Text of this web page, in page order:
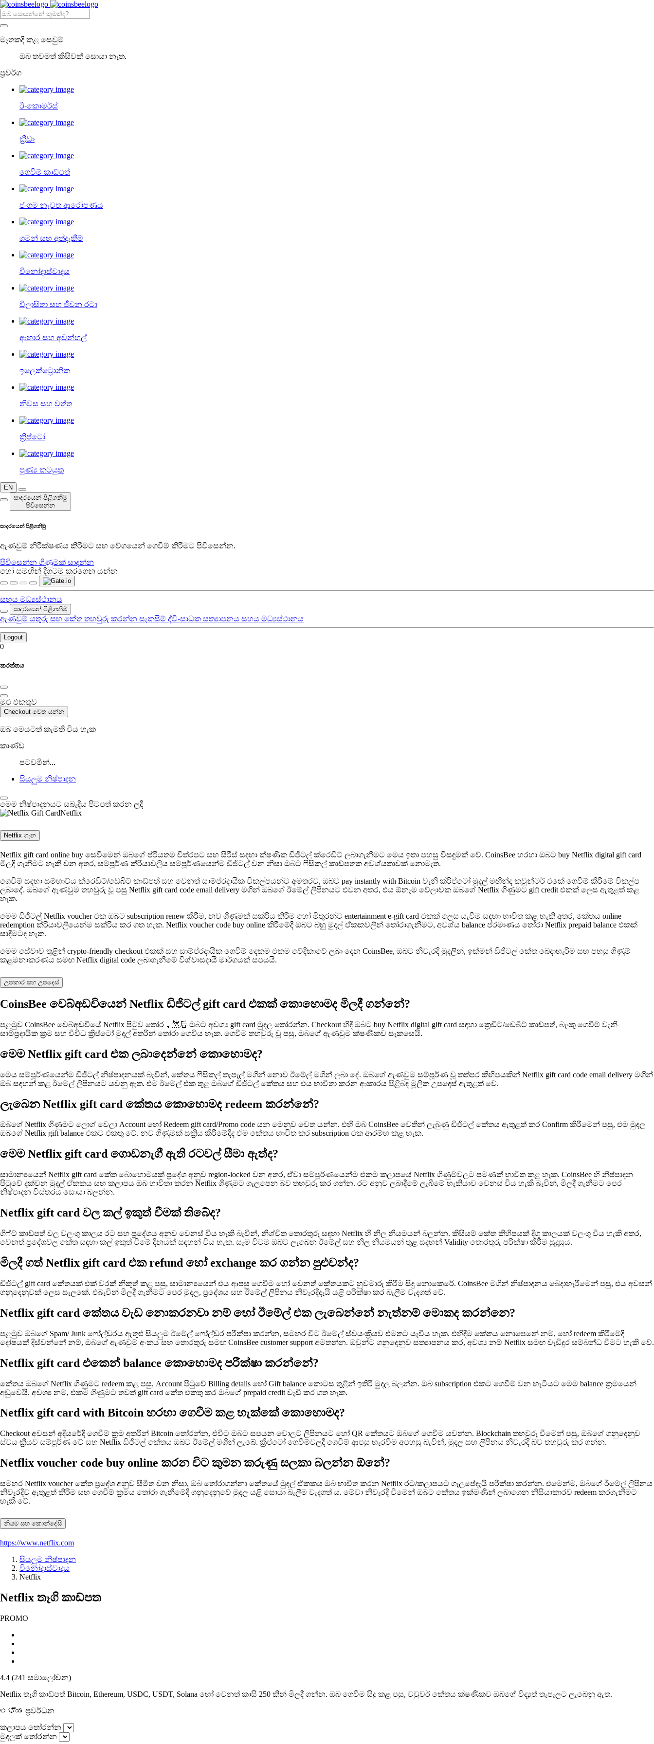
මෑතකදී කළ සෙවුම්
ඔබ තවමත් කිසිවක් සොයා නැත.
ප්‍රවර්ග
ඊ-කොමර්ස්
ක්‍රීඩා
ගෙවීම් කාඩ්පත්
ජංගම නැවත ආරෝපණය
ගමන් සහ අත්දැකීම්
විනෝදාස්වාදය
විලාසිතා සහ ජීවන රටා
ආහාර සහ අවන්හල්
ඉලෙක්ට්‍රොනික
නිවස සහ වත්ත
ක්‍රිප්ටෝ
පුණ්‍ය කටයුතු
EN
සාදරයෙන් පිළිගනිමු
පිවිසෙන්න
සාදරයෙන් පිළිගනිමු
ඇණවුම් නිරීක්ෂණය කිරීමට සහ වේගයෙන් ගෙවීම් කිරීමට පිවිසෙන්න.
පිවිසෙන්න ගිණුමක් සාදන්න
හෝ සමඟින් දිගටම කරගෙන යන්න
සහය මධ්‍යස්ථානය
සාදරයෙන් පිළිගනිමු
ඇණවුම් යතුරු සහ කේත තහවුරු කරන්න සැකසීම් ද්වි-සාධක සත්‍යාපනය සහය මධ්‍යස්ථානය
Logout
0
කරත්තය
මුළු එකතුව
Checkout වෙත යන්න
ඔබ මෙයටත් කැමති විය හැක
කාණ්ඩ
පටවමින්...
සියලුම නිෂ්පාදන
මෙම නිෂ්පාදනයට සබැඳිය පිටපත් කරන ලදී
Netflix
Netflix ගැන
Netflix gift card online buy සෙවීමෙන් ඔබගේ ප්රියතම චිත්රපට සහ සිරීස් සඳහා ක්ෂණික ඩිජිටල් ක්රෙඩිට් ලබාගැනීමට මෙය ඉතා පහසු විසඳුමක් වේ. CoinsBee හරහා ඔබට buy Netflix digital gift card
මිලදී ගැනීමට හැකි වන අතර, සම්පූර්ණ ක්රියාවලිය සම්පූර්ණයෙන්ම ඩිජිටල් වන නිසා ඔබට ෆිසිකල් කාඩ්පතක අවශ්යතාවක් නොමැත.
ගෙවීම් සඳහා සම්භාව්ය ක්රෙඩිට්/ඩෙබිට් කාඩ්පත් සහ වෙනත් සාම්ප්රදායික විකල්පයන්ට අමතරව, ඔබට pay instantly with Bitcoin වැනි ක්රිප්ටෝ මුදල් මඟින්ද කවුන්ටර් එකේ ගෙවීම් කිරීමේ විකල්ප
ලබාදේ. ඔබගේ ඇණවුම තහවුරු වූ පසු Netflix gift card code email delivery මගින් ඔබගේ ඊමේල් ලිපිනයට එවන අතර, එය ඕනෑම වේලාවක ඔබගේ Netflix ගිණුමට gift credit එකක් ලෙස ඇතුළත් කළ
හැක.
මෙම ඩිජිටල් Netflix voucher එක ඔබට subscription renew කිරීම, නව ගිණුමක් සක්රිය කිරීම හෝ මිතුරන්ට entertainment e-gift card එකක් ලෙස යැවීම සඳහා භාවිත කළ හැකි අතර, කේතය online
redemption ක්රියාවලියෙන්ම සක්රිය කර ගත හැක. Netflix voucher code buy online කිරීමේදී ඔබට බහු මුදල් ඒකකවලින් තෝරාගැනීමට, අවශ්ය balance ප්රමාණය තෝරා Netflix prepaid balance එකක්
සාදීමටද හැක.
මෙම සේවාව තුළින් crypto-friendly checkout එකක් සහ සාම්ප්රදායික ගෙවීම් දෙකම එකම වේදිකාවේ ලබා දෙන CoinsBee, ඔබට නිවැරදි මුදලින්, ඉක්මන් ඩිජිටල් කේත බෙදාහැරීම සහ පහසු ගිණුම්
කළමනාකරණය සමඟ Netflix digital code ලබාගැනීමේ විශ්වාසදායී මාර්ගයක් සපයයි.
උපකාර සහ උපදෙස්
CoinsBee වෙබ්අඩවියෙන් Netflix ඩිජිටල් gift card එකක් කොහොමද මිලදී ගන්නේ?
පළමුව CoinsBee වෙබ්අඩවියේ Netflix පිටුව තෝර，然后 ඔබට අවශ්‍ය gift card මුදල තෝරන්න. Checkout හිදී ඔබට buy Netflix digital gift card සඳහා ක්‍රෙඩිට්/ඩෙබිට් කාඩ්පත්, බැංකු ගෙවීම් වැනි
සාම්ප්‍රදායික ක්‍රම සහ විවිධ ක්‍රිප්ටෝ මුදල් අතරින් තෝරා ගෙවිය හැක. ගෙවීම තහවුරු වූ පසු, ඔබගේ ඇණවුම ක්ෂණිකව සැකසෙයි.
මෙම Netflix gift card එක ලබාදෙන්නේ කොහොමද?
මෙය සම්පූර්ණයෙන්ම ඩිජිටල් නිෂ්පාදනයක් බැවින්, කේතය ෆිසිකල් තැපැල් මගින් නොව ඊමේල් මගින් ලබා දේ. ඔබගේ ඇණවුම සම්පූර්ණ වූ තත්පර කිහිපයකින් Netflix gift card code email delivery මගින්
ඔබ සඳහන් කළ ඊමේල් ලිපිනයට යවනු ඇත. එම ඊමේල් එක තුළ ඔබගේ ඩිජිටල් කේතය සහ එය භාවිතා කරන ආකාරය පිළිබඳ මූලික උපදෙස් ඇතුළත් වේ.
ලැබෙන Netflix gift card කේතය කොහොමද redeem කරන්නේ?
ඔබගේ Netflix ගිණුමට ලොග් වෙලා Account හෝ Redeem gift card/Promo code යන මෙනුව වෙත යන්න. එහි ඔබ CoinsBee වෙතින් ලැබුණු ඩිජිටල් කේතය ඇතුළත් කර Confirm කිරීමෙන් පසු, එම මුදල
ඔබගේ Netflix gift balance එකට එකතු වේ. නව ගිණුමක් සක්‍රිය කිරීමේදීද ඒම කේතය භාවිත කර subscription එක ආරම්භ කළ හැක.
මෙම Netflix gift card ගොඩනැගී ඇති රටවල් සීමා ඇත්ද?
සාමාන්‍යයෙන් Netflix gift card කේත බොහොමයක් ප්‍රදේශ අනුව region-locked වන අතර, ඒවා සම්පූර්ණයෙන්ම එකම කලාපයේ Netflix ගිණුම්වලට පමණක් භාවිත කළ හැක. CoinsBee හි නිෂ්පාදන
පිටුවේ දක්වන මුදල් ඒකකය සහ කලාපය ඔබ භාවිතා කරන Netflix ගිණුමට ගැලපෙන බව තහවුරු කර ගන්න. රට අනුව ලබාදීමේ ලැබීමේ හැකියාව වෙනස් විය හැකි බැවින්, මිලදී ගැනීමට පෙර
නිෂ්පාදන විස්තරය සොයා බලන්න.
Netflix gift card වල කල් ඉකුත් වීමක් තිබේද?
ගිෆ්ට් කාඩ්පත් වල වලංගු කාලය රට සහ ප්‍රදේශය අනුව වෙනස් විය හැකි බැවින්, නිශ්චිත තොරතුරු සඳහා Netflix හි නිල නියමයන් බලන්න. කිසියම් කේත කිහිපයක් දිගු කාලයක් වලංගු විය හැකි අතර,
වෙනත් ප්‍රදේශවල කේත සඳහා කල් ඉකුත් වීමේ දිනයක් සඳහන් විය හැක. සෑම විටම ඔබට ලැබෙන ඊමේල් සහ නිල නියමයන් තුළ සඳහන් Validity තොරතුරු පරීක්ෂා කිරීම සුදුසුය.
මිලදී ගත් Netflix gift card එක refund හෝ exchange කර ගන්න පුළුවන්ද?
ඩිජිටල් gift card කේතයක් එක් වරක් නිකුත් කළ පසු, සාමාන්‍යයෙන් එය ආපසු ගෙවීම හෝ වෙනත් කේතයකට හුවමාරු කිරීම සිදු නොකෙරේ. CoinsBee මගින් නිෂ්පාදනය බෙදාහැරීමෙන් පසු, එය අවසන්
ගනුදෙනුවක් ලෙස සැලකේ. එබැවින් මිලදී ගැනීමට පෙර මුදල, ප්‍රදේශය සහ ඊමේල් ලිපිනය නිවැරදිදැයි යළි පරීක්ෂා කර බැලීම වැදගත් වේ.
Netflix gift card කේතය වැඩ නොකරනවා නම් හෝ ඊමේල් එක ලැබෙන්නේ නැත්නම් මොකද කරන්නෙ?
පළමුව ඔබගේ Spam/ Junk ෆෝල්ඩරය ඇතුළු සියලුම ඊමේල් ෆෝල්ඩර පරීක්ෂා කරන්න, සමහර විට ඊමේල් ස්වයංක්‍රීයව එමතට යැවිය හැක. එහිදීම කේතය නොපෙනේ නම්, හෝ redeem කිරීමේදී
දෝෂයක් දිස්වන්නේ නම්, ඔබගේ ඇණවුම් අංකය සහ තොරතුරු සමඟ CoinsBee customer support අමතන්න. ඔවුන්ට ගනුදෙනුව සත්‍යාපනය කර, අවශ්‍ය නම් Netflix සමඟ වැඩිදුර සම්බන්ධ වීමට හැකි වේ.
Netflix gift card එකෙන් balance කොහොමද පරීක්ෂා කරන්නේ?
කේතය ඔබගේ Netflix ගිණුමට redeem කළ පසු, Account පිටුවේ Billing details හෝ Gift balance කොටස තුළින් ඉතිරි මුදල බලන්න. ඔබ subscription එකට ගෙවීම් වන හැටියට මෙම balance ක්‍රමයෙන්
අඩුවෙයි. අවශ්‍ය නම්, එකම ගිණුමට තවත් gift card කේත එකතු කර ඔබගේ prepaid credit වැඩි කර ගත හැක.
Netflix gift card with Bitcoin හරහා ගෙවීම කළ හැක්කේ කොහොමද?
Checkout අවසන් අදියරේදී ගෙවීම් ක්‍රම අතරින් Bitcoin තෝරන්න, එවිට ඔබට සපයන වොලට් ලිපිනයට හෝ QR කේතයට ඔබගේ ගෙවීම යවන්න. Blockchain තහවුරු වීමෙන් පසු, ඔබගේ ගනුදෙනුව
ස්වයංක්‍රීයව සම්පූර්ණ වේ සහ Netflix ඩිජිටල් කේතය ඔබට ඊමේල් මගින් ලැබේ. ක්‍රිප්ටෝ ගෙවීම්වලදී ගෙවීම් ආපසු හැරවීම අපහසු බැවින්, මුදල සහ ලිපිනය නිවැරදි බව තහවුරු කර ගන්න.
Netflix voucher code buy online කරන විට කුමන කරුණු සලකා බලන්න ඕනේ?
සමහර Netflix voucher කේත ප්‍රදේශ අනුව සීමිත වන නිසා, ඔබ තෝරාගන්නා කේතයේ මුදල් ඒකකය ඔබ භාවිත කරන Netflix රට/කලාපයට ගැලපේදැයි පරීක්ෂා කරන්න. එමෙන්ම, ඔබගේ ඊමේල් ලිපිනය
නිවැරදිව ඇතුළත් කිරීම සහ ගෙවීම් ක්‍රමය තෝරා ගැනීමේදී ගනුදෙනුවේ මුදල යළි සොයා බැලීම වැදගත් ය. මේවා නිවැරදි වීමෙන් ඔබට කේතය ඉක්මණින් ලබාගෙන නිසියාකාරව redeem කරගැනීමට
හැකි වේ.
නියම සහ කොන්දේසි
https://www.netflix.com
සියලුම නිෂ්පාදන
විනෝදාස්වාදය
Netflix
Netflix තෑගි කාඩ්පත
PROMO
4.4 (241 සමාලෝචන)
Netflix තෑගි කාඩ්පත් Bitcoin, Ethereum, USDC, USDT, Solana හෝ වෙනත් කාසි 250 කින් මිලදී ගන්න. ඔබ ගෙවීම සිදු කළ පසු, වවුචර් කේතය ක්ෂණිකව ඔබගේ විද්‍යුත් තැපෑලට ලැබෙනු ඇත.
ಲಭ್ಯ ප්‍රවර්ධන
කලාපය තෝරන්න
මුදලක් තෝරන්න